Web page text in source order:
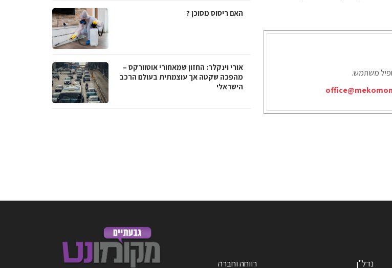
משתמש.
האם ריסוס מסוכן ?
אורי וינקלר: החזון שמאחורי אוטוורקס –
מהפכה שקטה אך עוצמתית בעולם הרכב
הישראלי
נדל"ן רווחה וחברה